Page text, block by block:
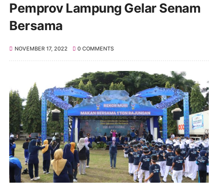
Pemprov Lampung Gelar Senam
Bersama
NOVEMBER 17, 2022 0 COMMENTS